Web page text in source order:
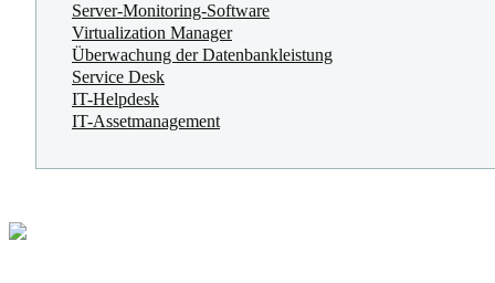
Server-Monitoring-Software
Virtualization Manager
Überwachung der Datenbankleistung
Service Desk
IT-Helpdesk
IT-Assetmanagement